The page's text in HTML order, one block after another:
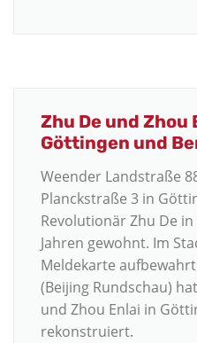
Zhu De und Zhou
Göttingen und
Weender Landstraße
Planckstraße 3 in
Revolutionär Zhu De
Jahren gewohnt. Im
Meldekarte
(Beijing Rundschau)
und Zhou Enlai in
rekonstruiert.